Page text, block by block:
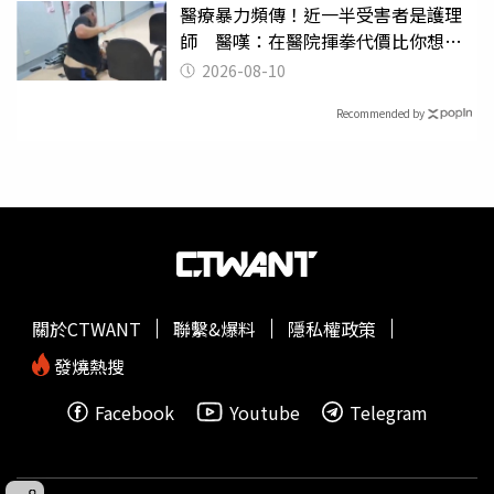
醫療暴力頻傳！近一半受害者是護理
師 醫嘆：在醫院揮拳代價比你想像
的還要大
2026-08-10
Recommended by
關於CTWANT 聯繫&爆料
隱私權政策
發燒熱搜
Facebook
Youtube Telegram